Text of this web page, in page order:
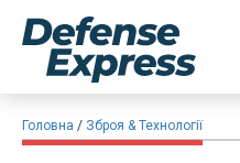
Головна Зброя & Технології